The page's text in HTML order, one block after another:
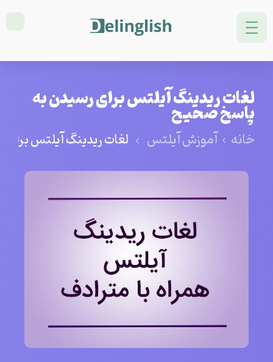
لغات ریدینگ آیلتس برای رسیدن به
پاسخ صحیح
خانه آموزش آیلتس لغات ریدینگ آیلتس